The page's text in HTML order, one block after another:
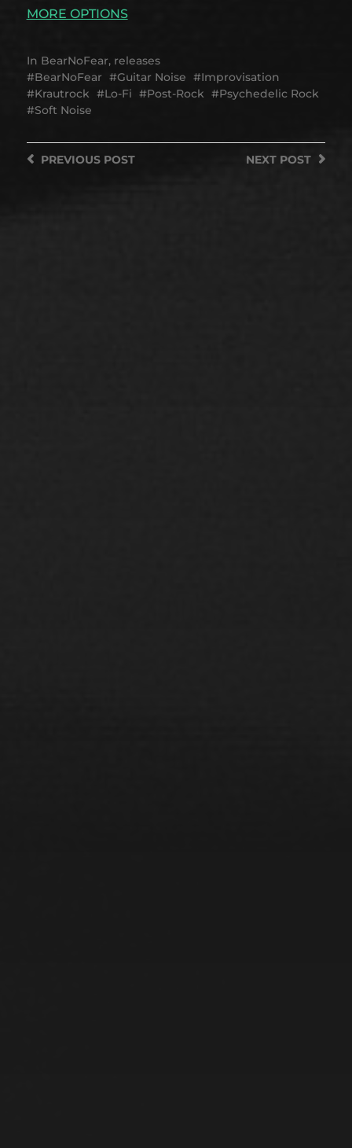
MORE OPTIONS
In BearNoFear, releases
BearNoFear
Guitar Noise
Improvisation
Krautrock
Lo-Fi Post-Rock
Psychedelic Rock
Soft Noise
NEXT POST
PREVIOUSPOST